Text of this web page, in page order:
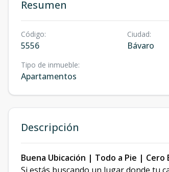
Resumen
Código:
5556
Ciudad:
Bávaro
Tipo de inmueble:
Apartamentos
Descripción
Buena Ubicación | Todo a Pie | Cero